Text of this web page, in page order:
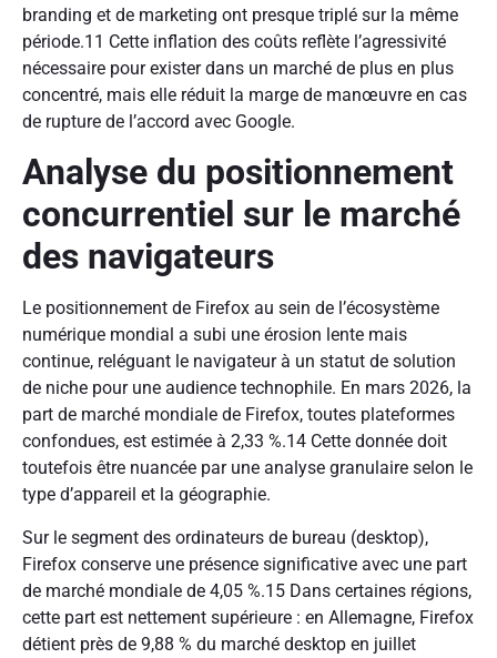
branding et de marketing ont presque triplé sur la même
période.11 Cette inflation des coûts reflète l’agressivité
nécessaire pour exister dans un marché de plus en plus
concentré, mais elle réduit la marge de manœuvre en cas
de rupture de l’accord avec Google.
Analyse du positionnement
concurrentiel sur le marché
des navigateurs
Le positionnement de Firefox au sein de l’écosystème
numérique mondial a subi une érosion lente mais
continue, reléguant le navigateur à un statut de solution
de niche pour une audience technophile. En mars 2026, la
part de marché mondiale de Firefox, toutes plateformes
confondues, est estimée à 2,33 %.14 Cette donnée doit
toutefois être nuancée par une analyse granulaire selon le
type d’appareil et la géographie.
Sur le segment des ordinateurs de bureau (desktop),
Firefox conserve une présence significative avec une part
de marché mondiale de 4,05 %.15 Dans certaines régions,
cette part est nettement supérieure : en Allemagne, Firefox
détient près de 9,88 % du marché desktop en juillet